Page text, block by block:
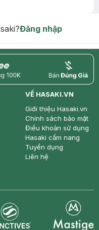
Đăng nhập
price
VỀ HASAKI.VN
Giới thiệu Hasaki.vn
Chính sách bảo mật
Điều khoản sử dụng
Hasaki cẩm nang
Tuyển dụng
Liên hệ